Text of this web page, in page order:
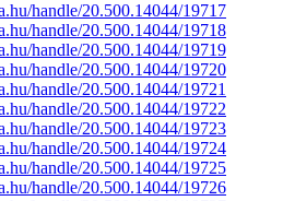
handle/20.500.14044/19717
handle/20.500.14044/19718
handle/20.500.14044/19719
handle/20.500.14044/19720
handle/20.500.14044/19721
handle/20.500.14044/19722
handle/20.500.14044/19723
handle/20.500.14044/19724
handle/20.500.14044/19725
handle/20.500.14044/19726